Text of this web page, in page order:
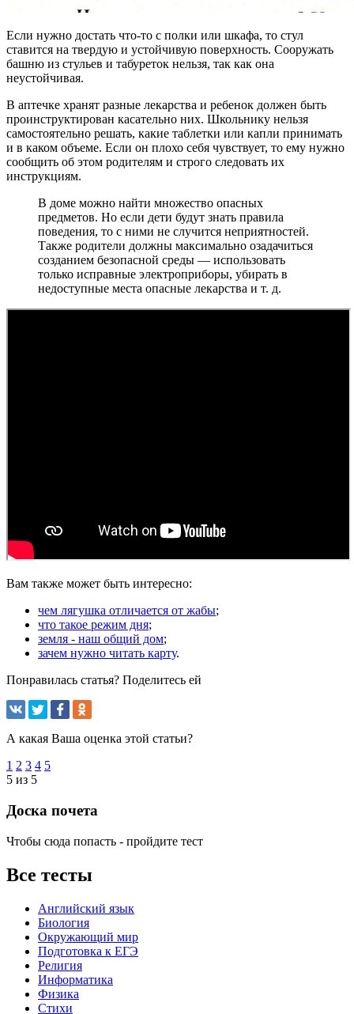
Если нужно достать что-то с полки или шкафа, то стул
ставится на твердую и устойчивую поверхность. Сооружать
башню из стульев и табуреток нельзя, так как она
неустойчивая.
В аптечке хранят разные лекарства и ребенок должен быть
проинструктирован касательно них. Школьнику нельзя
самостоятельно решать, какие таблетки или капли принимать
и в каком объеме. Если он плохо себя чувствует, то ему нужно
сообщить об этом родителям и строго следовать их
инструкциям.
В доме можно найти множество опасных
предметов. Но если дети будут знать правила
поведения, то с ними не случится неприятностей.
Также родители должны максимально озадачиться
созданием безопасной среды — использовать
только исправные электроприборы, убирать в
недоступные места опасные лекарства и т. д.
Вам также может быть интересно:
чем лягушка отличается от жабы;
что такое режим дня;
земля - наш общий дом;
зачем нужно читать карту.
Понравилась статья? Поделитесь ей
А какая Ваша оценка этой статьи?
1 2 3 4 5
5 из 5
Доска почета
Чтобы сюда попасть - пройдите тест
Все тесты
Английский язык
Биология
Окружающий мир
Подготовка к ЕГЭ
Религия
Информатика
Физика
Стихи